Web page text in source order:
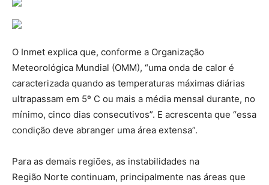
O Inmet explica que, conforme a Organização
Meteorológica Mundial (OMM), “uma onda de calor é
caracterizada quando as temperaturas máximas diárias
ultrapassam em 5º C ou mais a média mensal durante, no
mínimo, cinco dias consecutivos”. E acrescenta que “essa
condição deve abranger uma área extensa”.
Para as demais regiões, as instabilidades na
Região Norte continuam, principalmente nas áreas que